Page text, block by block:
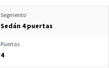
Segmento
Sedán 4 puertas
Puertas
4